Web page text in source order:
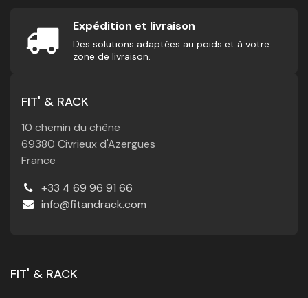
Expédition et livraison
Des solutions adaptées au poids et à votre
zone de livraison.
FIT' & RACK
10 chemin du chêne
69380 Civrieux d'Azergues
France
+33 4 69 96 91 66
info@fitandrack.com
FIT' & RACK